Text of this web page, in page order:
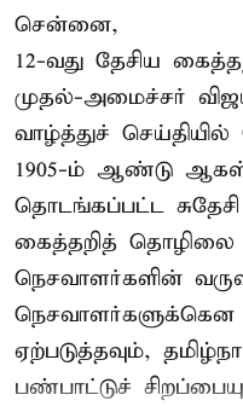
சென்னை,
12-வது தேசிய
முதல்-அமைச்சர்
வாழ்த்துச் செய்தியில்
1905-ம் ஆண்டு
தொடங்கப்பட்ட
கைத்தறித் தொழிலை
நெசவாளர்களின்
நெசவாளர்களுக்கென
ஏற்படுத்தவும்,
பண்பாட்டுச்